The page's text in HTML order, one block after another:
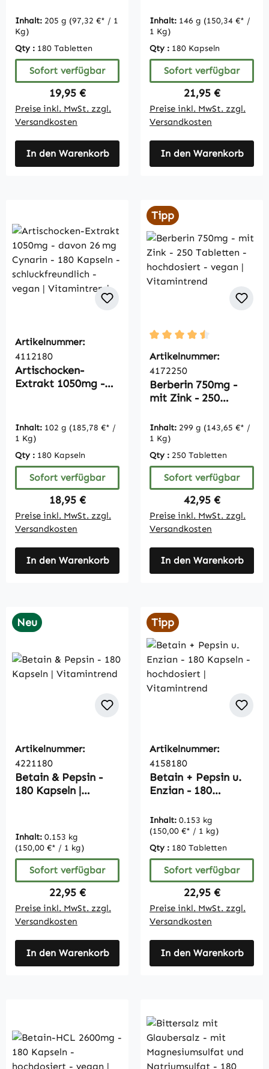
Vitamintrend
Inhalt: 205 g (97,32 €* / 1
Kg)
Qty : 180 Tabletten
Sofort verfügbar
Regulärer Preis:
19,95 €
Preise inkl. MwSt. zzgl.
Versandkosten
In den Warenkorb
Inhalt: 146 g (150,34 €* /
1 Kg)
Qty : 180 Kapseln
Sofort verfügbar
Regulärer Preis:
21,95 €
Preise inkl. MwSt. zzgl.
Versandkosten
In den Warenkorb
Artikelnummer:
4112180
Artischocken-
Extrakt 1050mg -
Kapseln -
schluckfreundlich -
vegan |
Vitamintrend
Inhalt: 102 g (185,78 €* /
1 Kg)
Qty : 180 Kapseln
Sofort verfügbar
Regulärer Preis:
18,95 €
Preise inkl. MwSt. zzgl.
Versandkosten
In den Warenkorb
Tipp
Durchschnittliche
Artikelnummer:
4172250
Berberin 750mg -
mit Zink - 250
hochdosiert - vegan
| Vitamintrend
Inhalt: 299 g (143,65 €* /
1 Kg)
Qty : 250 Tabletten
Sofort verfügbar
Regulärer Preis:
42,95 €
Preise inkl. MwSt. zzgl.
Versandkosten
In den Warenkorb
Neu
Artikelnummer:
4221180
Betain & Pepsin -
180 Kapseln |
Inhalt: 0.153 kg
(150,00 €* / 1 kg)
Sofort verfügbar
Regulärer Preis:
22,95 €
Preise inkl. MwSt. zzgl.
Versandkosten
In den Warenkorb
Tipp
Artikelnummer:
4158180
Betain + Pepsin u.
Enzian - 180
hochdosiert |
Vitamintrend
Inhalt: 0.153 kg
(150,00 €* / 1 kg)
Qty : 180 Tabletten
Sofort verfügbar
Regulärer Preis:
22,95 €
Preise inkl. MwSt. zzgl.
Versandkosten
In den Warenkorb